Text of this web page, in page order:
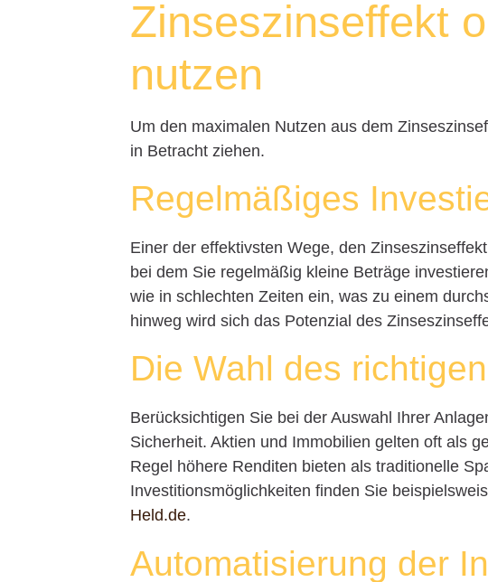
Zinseszinseffekt
nutzen
Um den maximalen Nutzen aus dem
in Betracht ziehen.
Regelmäßiges
Einer der effektivsten Wege, den
bei dem Sie regelmäßig kleine Beträge
wie in schlechten Zeiten ein, was zu einem
hinweg wird sich das Potenzial des
Die Wahl des
Berücksichtigen Sie bei der Auswahl Ihrer
Sicherheit. Aktien und Immobilien gelten oft als
Regel höhere Renditen bieten als traditionelle
Investitionsmöglichkeiten finden Sie
Held.de.
Automatisierung der